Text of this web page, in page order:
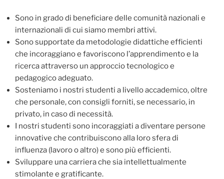
Sono in grado di beneficiare delle comunità nazionali e
internazionali di cui siamo membri attivi.
Sono supportate da metodologie didattiche efficienti
che incoraggiano e favoriscono l’apprendimento e la
ricerca attraverso un approccio tecnologico e
pedagogico adeguato.
Sosteniamo i nostri studenti a livello accademico, oltre
che personale, con consigli forniti, se necessario, in
privato, in caso di necessità.
I nostri studenti sono incoraggiati a diventare persone
innovative che contribuiscono alla loro sfera di
influenza (lavoro o altro) e sono più efficienti.
Sviluppare una carriera che sia intellettualmente
stimolante e gratificante.